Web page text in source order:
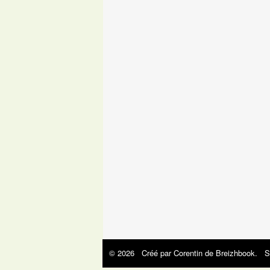
© 2026 Créé parCorentin de Breizhbook.